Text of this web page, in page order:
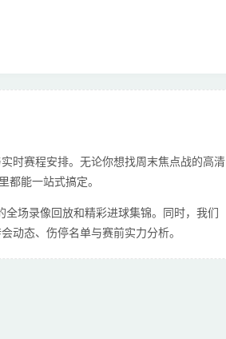
时赛程安排。无论你想找周末焦点战的高清
都能一站式搞定。
场录像回放和精彩进球集锦。同时，我们
动态、伤停名单与赛前实力分析。